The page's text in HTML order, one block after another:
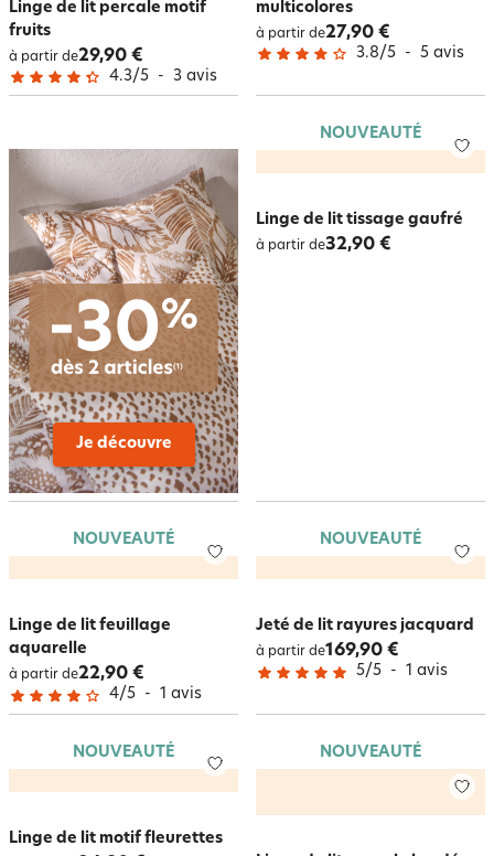
Linge de lit percale motif
fruits
à partir de29,90 €
4.3/5 - 3 avis
multicolores
à partir de27,90 €
3.8/5 - 5 avis
NOUVEAUTÉ
Linge de lit tissage gaufré
à partir de32,90 €
NOUVEAUTÉ
Linge de lit feuillage
aquarelle
à partir de22,90 €
4/5 - 1 avis
NOUVEAUTÉ
Jeté de lit rayures jacquard
à partir de169,90 €
5/5 - 1 avis
NOUVEAUTÉ
Linge de lit motif fleurettes
NOUVEAUTÉ
Je découvre